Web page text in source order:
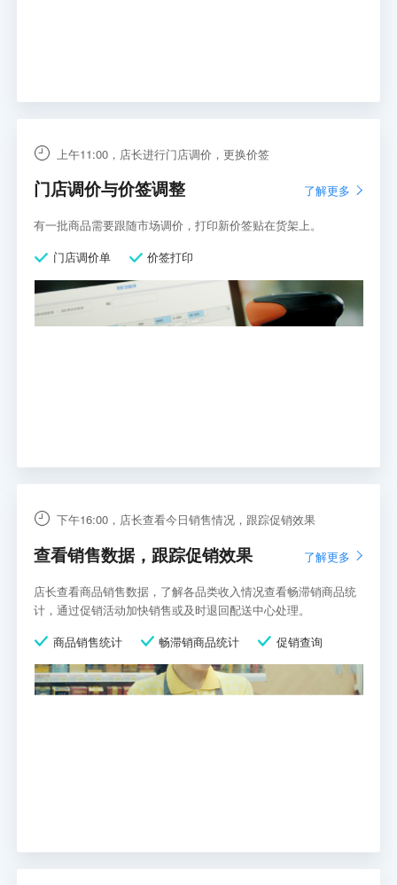
上午11:00，店长进行门店调价，更换价签
门店调价与价签调整 了解更多
有一批商品需要跟随市场调价，打印新价签贴在货架上。
门店调价单
价签打印
下午16:00，店长查看今日销售情况，跟踪促销效果
查看销售数据，跟踪促销效果 了解更多
店长查看商品销售数据，了解各品类收入情况查看畅滞销商品统
计，通过促销活动加快销售或及时退回配送中心处理。
商品销售统计
畅滞销商品统计 促销查询